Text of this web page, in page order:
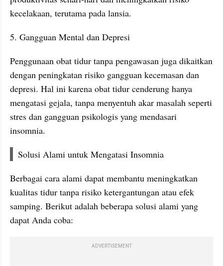
kecelakaan, terutama pada lansia.
5. Gangguan Mental dan Depresi
Penggunaan obat tidur tanpa pengawasan juga dikaitkan
dengan peningkatan risiko gangguan kecemasan dan
depresi. Hal ini karena obat tidur cenderung hanya
mengatasi gejala, tanpa menyentuh akar masalah seperti
stres dan gangguan psikologis yang mendasari
insomnia.
Solusi Alami untuk Mengatasi Insomnia
Berbagai cara alami dapat membantu meningkatkan
kualitas tidur tanpa risiko ketergantungan atau efek
samping. Berikut adalah beberapa solusi alami yang
dapat Anda coba:
ADVERTISEMENT